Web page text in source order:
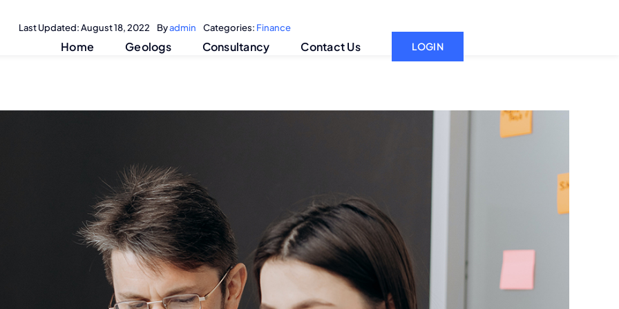
Home Geologs Consultancy Contact Us LOGIN
Last Updated: August 18, 2022 Byadmin Categories: Finance